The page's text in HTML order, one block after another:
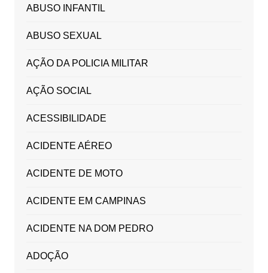
ABUSO INFANTIL
ABUSO SEXUAL
AÇÃO DA POLICIA MILITAR
AÇÃO SOCIAL
ACESSIBILIDADE
ACIDENTE AÉREO
ACIDENTE DE MOTO
ACIDENTE EM CAMPINAS
ACIDENTE NA DOM PEDRO
ADOÇÃO